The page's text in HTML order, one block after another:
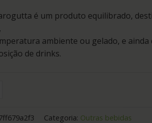
é um produto equilibrado,
ambiente ou gelado, e
de drinks.
Categoria: Outras bebidas